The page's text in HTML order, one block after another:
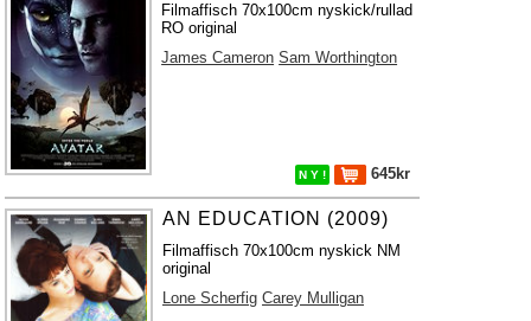
Filmaffisch 70x100cm nyskick/rullad
RO original
James Cameron Sam Worthington
N Y ! 645kr
AN EDUCATION (2009)
Filmaffisch 70x100cm nyskick NM
original
Lone Scherfig Carey Mulligan